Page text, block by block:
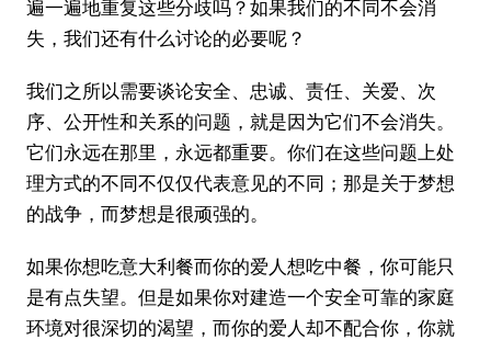
遍一遍地重复这些分歧吗？如果我们的不同不会消
失，我们还有什么讨论的必要呢？
我们之所以需要谈论安全、忠诚、责任、关爱、次
序、公开性和关系的问题，就是因为它们不会消失。
它们永远在那里，永远都重要。你们在这些问题上处
理方式的不同不仅仅代表意见的不同；那是关于梦想
的战争，而梦想是很顽强的。
如果你想吃意大利餐而你的爱人想吃中餐，你可能只
是有点失望。但是如果你对建造一个安全可靠的家庭
环境对很深切的渴望，而你的爱人却不配合你，你就